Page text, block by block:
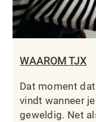
WAAROM TJX
Dat moment
vindt wanneer
geweldig. Net